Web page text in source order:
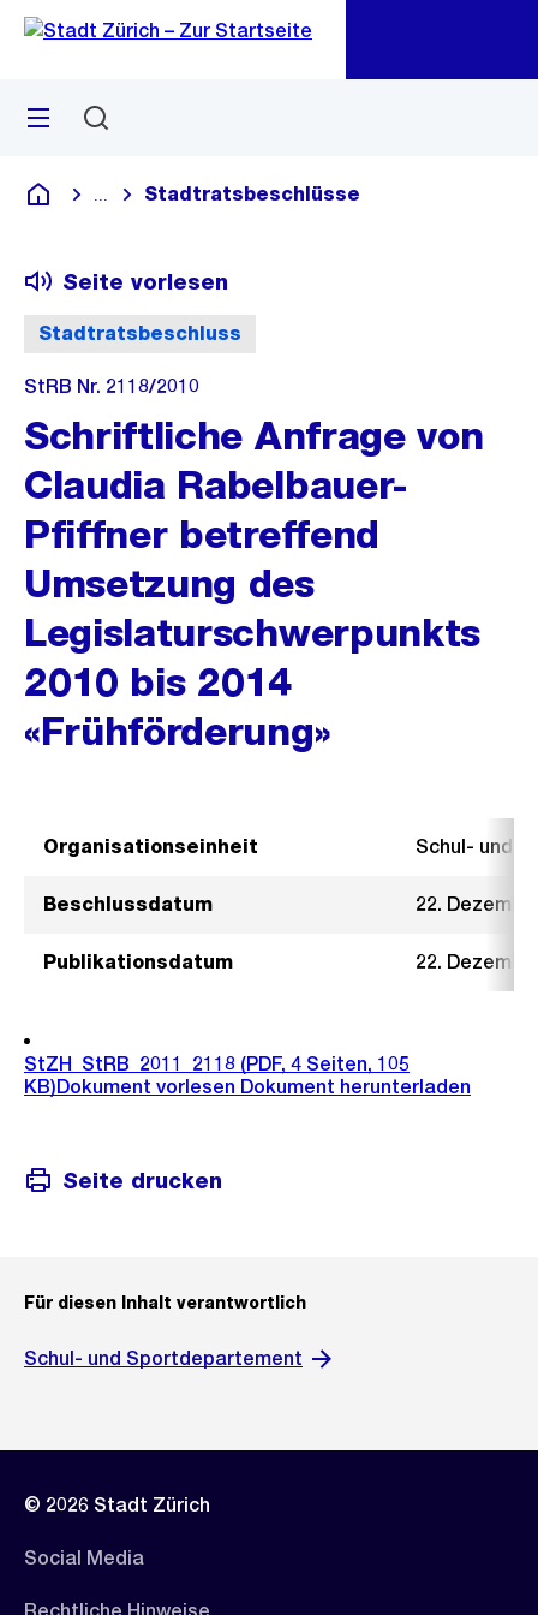
Navigation
Sprunglink
Menü
Deutsch
Blende alle Breadcrumbs ein
Stadtratsbeschlüsse
Stadtratsbeschluss
Seite vorlesen
StRB Nr. 2118/2010
Schriftliche Anfrage von
Claudia Rabelbauer-
Pfiffner betreffend
Umsetzung des
Legislaturschwerpunkts
2010 bis 2014
«Frühförderung»
Organisationseinheit Schul- und
Beschlussdatum 22.
Publikationsdatum 22.
StZH_StRB_2011_2118 (PDF, 4 Seiten, 105
KB)Dokument vorlesen Dokument herunterladen
Seite drucken
Für diesen Inhalt verantwortlich
Schul- und Sportdepartement
© 2026 Stadt Zürich
Social Media